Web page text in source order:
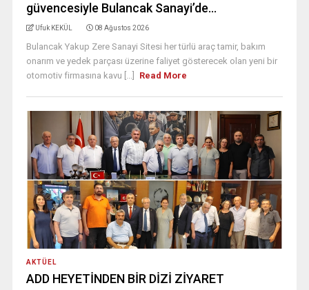
güvencesiyle Bulancak Sanayi’de…
Ufuk KEKÜL 08 Ağustos 2026
Bulancak Yakup Zere Sanayi Sitesi her türlü araç tamir, bakım
onarım ve yedek parçası üzerine faliyet gösterecek olan yeni bir
otomotiv firmasına kavu [...]
Read More
AKTÜEL
ADD HEYETİNDEN BİR DİZİ ZİYARET